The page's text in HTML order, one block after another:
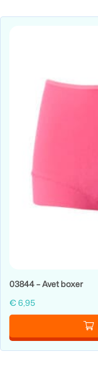
03844 – Avet boxer
€ 6,95